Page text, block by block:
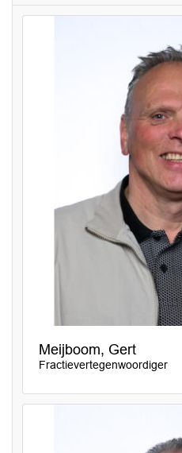
Meijboom, Gert
Fractievertegenwoordiger